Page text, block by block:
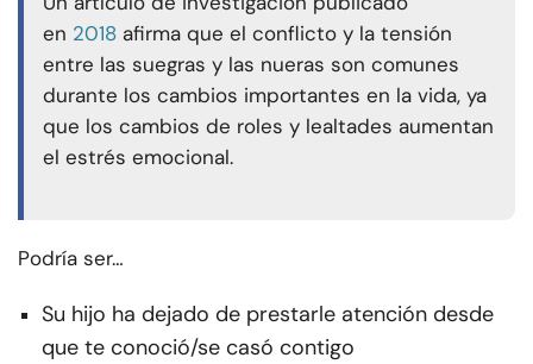
en 2018 afirma que el conflicto y la tensión
entre las suegras y las nueras son comunes
durante los cambios importantes en la vida, ya
que los cambios de roles y lealtades aumentan
el estrés emocional.
Podría ser…
Su hijo ha dejado de prestarle atención desde
que te conoció/se casó contigo